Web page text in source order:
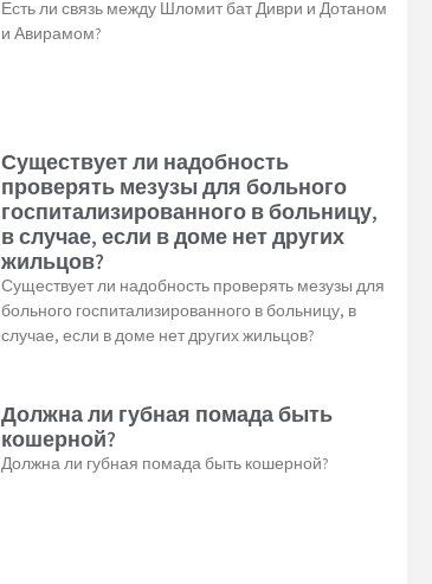
Есть ли связь между Шломит бат Диври и Дотаном
и Авирамом?
Существует ли надобность
проверять мезузы для больного
госпитализированного в больницу,
в случае, если в доме нет других
жильцов?
Существует ли надобность проверять мезузы для
больного госпитализированного в больницу, в
случае, если в доме нет других жильцов?
Должна ли губная помада быть
кошерной?
Должна ли губная помада быть кошерной?